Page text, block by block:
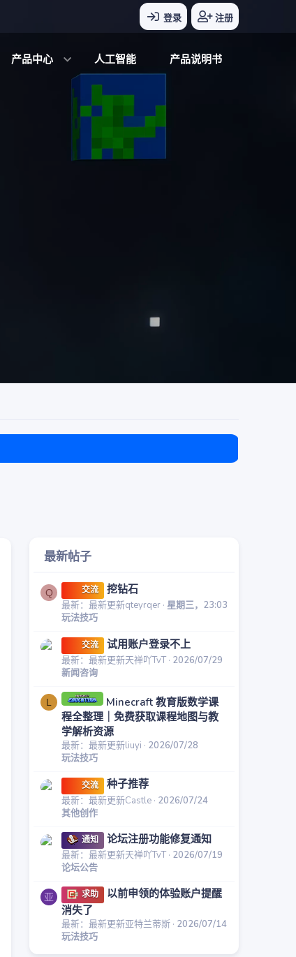
登录 注册
产品中心 人工智能 产品说明书
最新帖子
Q 交流 挖钻石
最新：最新更新qteyrqer 星期三，23:03
玩法技巧
交流 试用账户登录不上
最新：最新更新天禅吖TvT 2026/07/29
新闻咨询
L
Minecraft 教育版数学课
程全整理｜免费获取课程地图与教
学解析资源
最新：最新更新liuyi
2026/07/28
玩法技巧
交流 种子推荐
最新：最新更新Castle 2026/07/24
其他创作
通知 论坛注册功能修复通知
最新：最新更新天禅吖TvT 2026/07/19
论坛公告
亚 求助
以前申领的体验账户提醒
消失了
最新：最新更新亚特兰蒂斯 2026/07/14
玩法技巧